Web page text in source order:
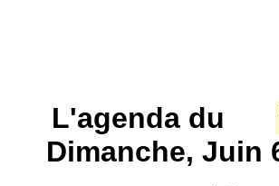
L'agenda du
Dimanche, Juin